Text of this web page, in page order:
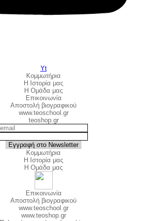
Yt
Κομμωτήρια
Η Ιστορία μας
Η Ομάδα μας
Επικοινωνία
Αποστολή βιογραφικού
www.teoschool.gr
teoshop.gr
Κομμωτήρια
Η Ιστορία μας
Η Ομάδα μας
Επικοινωνία
Αποστολή βιογραφικού
www.teoschool.gr
www.teoshop.gr